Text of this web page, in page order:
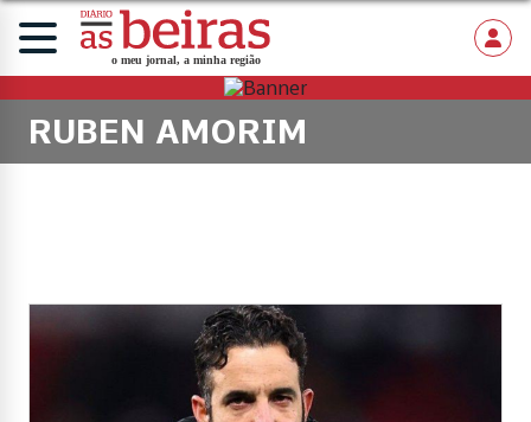
RUBEN AMORIM